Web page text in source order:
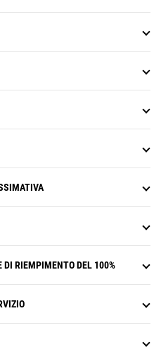
DI RIEMPIMENTO DEL 100%